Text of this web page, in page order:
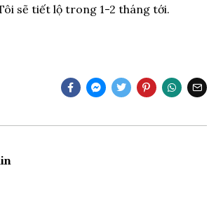
sẽ tiết lộ trong 1-2 tháng tới.